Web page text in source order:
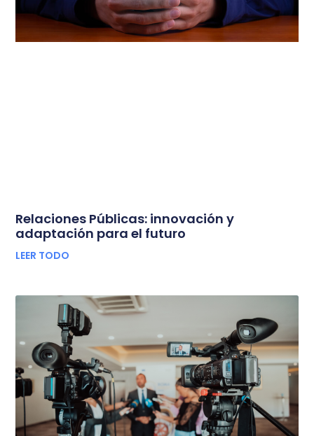
Relaciones Públicas: innovación y
adaptación para el futuro
LEER TODO